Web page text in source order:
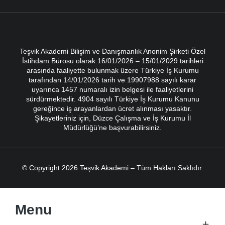
Teşvik Akademi Bilişim ve Danışmanlık Anonim Şirketi Özel
İstihdam Bürosu olarak 16/01/2026 – 15/01/2029 tarihleri
arasında faaliyette bulunmak üzere Türkiye İş Kurumu
tarafından 14/01/2026 tarih ve 19907988 sayılı karar
uyarınca 1457 numaralı izin belgesi ile faaliyetlerini
sürdürmektedir. 4904 sayılı Türkiye İş Kurumu Kanunu
gereğince iş arayanlardan ücret alınması yasaktır.
Şikayetleriniz için, Düzce Çalışma ve İş Kurumu İl
Müdürlüğü’ne başvurabilirsiniz.
© Copyright 2026 Teşvik Akademi – Tüm Hakları Saklıdır.
Menu